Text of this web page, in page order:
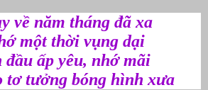
về năm tháng đã xa
một thời vụng dại
đầu ấp yêu, nhớ mãi
tơ tưởng bóng hình xưa